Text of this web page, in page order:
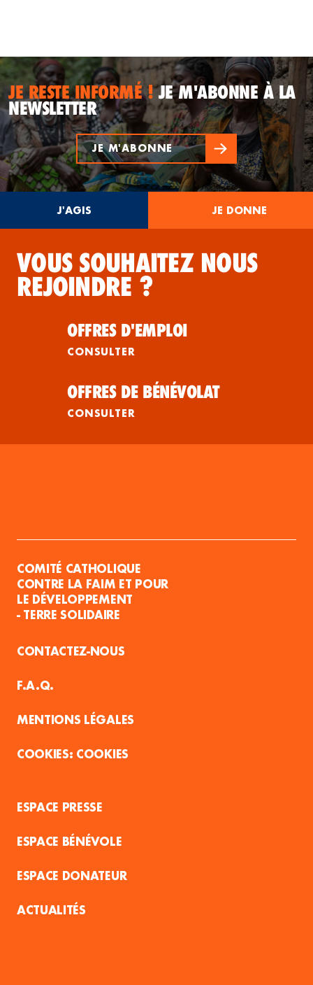
JE RESTE INFORMÉ !JE M'ABONNE À LA
NEWSLETTER
JE M'ABONNE
J'AGIS JE DONNE
VOUS SOUHAITEZ NOUS
REJOINDRE ?
OFFRES D'EMPLOI
CONSULTER
OFFRES DE BÉNÉVOLAT
CONSULTER
COMITÉ CATHOLIQUE
CONTRE LA FAIM ET POUR
LE DÉVELOPPEMENT
- TERRE SOLIDAIRE
CONTACTEZ-NOUS
F.A.Q.
MENTIONS LÉGALES
COOKIES
ESPACE PRESSE
ESPACE BÉNÉVOLE
ESPACE DONATEUR
ACTUALITÉS